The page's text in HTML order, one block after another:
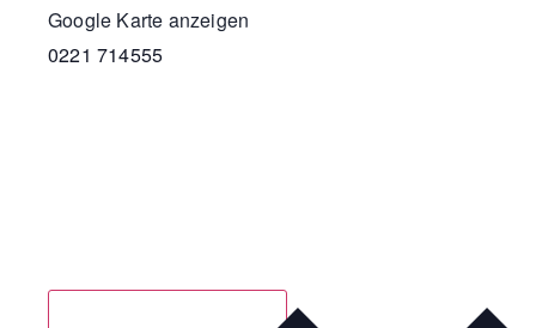
Google Karte anzeigen
0221 714555